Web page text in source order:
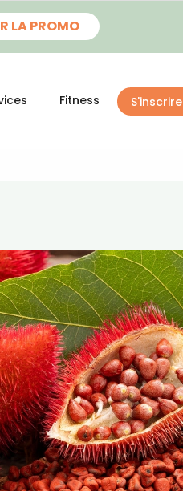
LA PROMO
Fitness S'inscrire